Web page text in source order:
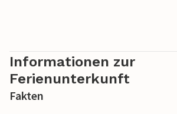
Informationen zur
Ferienunterkunft
Fakten